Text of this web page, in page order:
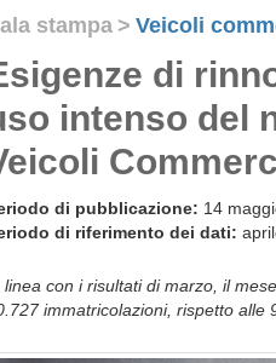
stampa > Veicoli
di
intenso del
di pubblicazione: 14
di riferimento dei dati:
linea con i risultati di marzo, il
immatricolazioni, rispetto alle